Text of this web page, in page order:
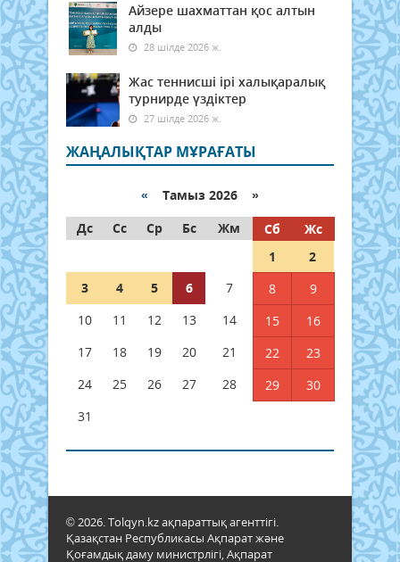
Айзере шахматтан қос алтын
алды
28 шілде 2026 ж.
Жас теннисші ірі халықаралық
турнирде үздіктер
27 шілде 2026 ж.
ЖАҢАЛЫҚТАР МҰРАҒАТЫ
« Тамыз 2026 »
Дс
Сс Ср Бс Жм Сб
Жс
1
2
3
4 5 6 7 8
9
10
11 12 13 14 15
16
17
18 19 20 21 22
23
24
25 26 27 28 29
30
31
© 2026. Tolqyn.kz ақпараттық агенттігі.
Қазақстан Республикасы Ақпарат және
Қоғамдық даму министрлігі, Ақпарат